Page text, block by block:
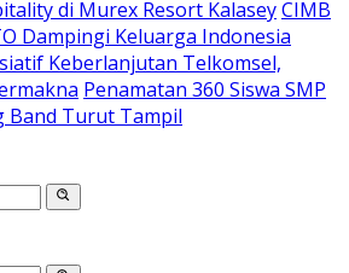
di Murex Resort KalaseyCIMB
Dampingi Keluarga Indonesia
Keberlanjutan Telkomsel,
Penamatan 360 Siswa SMP
Band Turut Tampil